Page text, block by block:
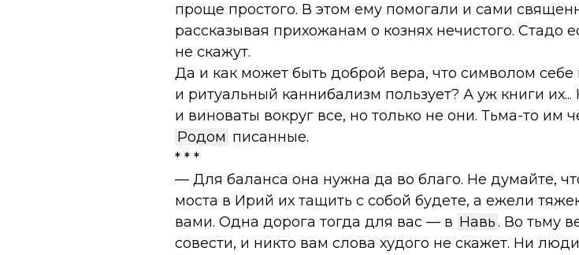
проще простого. В этом ему помогали и сами
рассказывая прихожанам о кознях нечистого. Стадо
не скажут.
Да и как может быть доброй вера, что символом себе
и ритуальный каннибализм пользует? А уж книги
и виноваты вокруг все, но только не они. Тьма-то им
Родом писанные.
* * *
— Для баланса она нужна да во благо. Не думайте,
моста в Ирий их тащить с собой будете, а ежели
вами. Одна дорога тогда для вас — в Навь. Во тьму
совести, и никто вам слова худого не скажет. Ни